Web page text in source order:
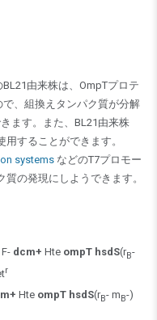
由来株は、OmpTプロテ
、組換えタンパク質が分解
ます。また、BL21由来株
することができます。
systems などのT7プロモー
の発現にしようできます。
dcm+ HteompT hsdS(rB-
r
Hte ompT hsdS(rB- mB-)